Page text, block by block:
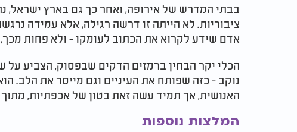
בבתי המדרש של אירופה, ואחר כך גם בארץ ישראל,
ציבוריות. לא הייתה זו דרשה רגילה, אלא עמידה
אדם שידע לקרוא את הכתוב לעומקו - ולא פחות
הכלי יקר הבחין ברמזים הדקים שבפסוק, הצביע
נוקב - כזה שפותח את העיניים וגם מייסר את הלב.
האנושית, אך תמיד עשה זאת בטון של אכפתיות, מתוך
המלצות נוספות